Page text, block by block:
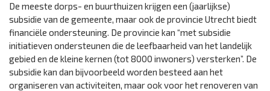
De meeste dorps- en buurthuizen krijgen een (jaarlijkse)
subsidie van de gemeente, maar ook de provincie Utrecht biedt
financiële ondersteuning. De provincie kan “met subsidie
initiatieven ondersteunen die de leefbaarheid van het landelijk
gebied en de kleine kernen (tot 8000 inwoners) versterken”. De
subsidie kan dan bijvoorbeeld worden besteed aan het
organiseren van activiteiten, maar ook voor het renoveren van